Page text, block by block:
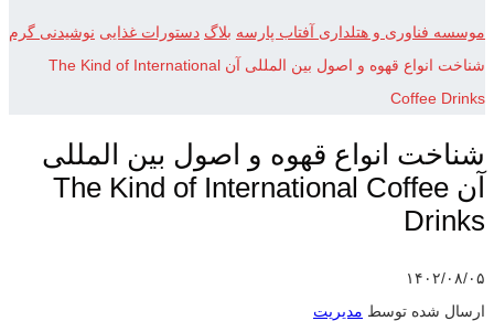
موسسه فناوری و هتلداری آفتاب پارسه بلاگ دستورات غذایی نوشیدنی گرم
شناخت انواع قهوه و اصول بین المللی آن The Kind of International
Coffee Drinks
شناخت انواع قهوه و اصول بین المللی
آن The Kind of International Coffee
Drinks
۱۴۰۲/۰۸/۰۵
ارسال شده توسط مدیریت